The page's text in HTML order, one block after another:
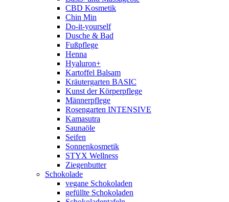
CBD Kosmetik
Chin Min
Do-it-yourself
Dusche & Bad
Fußpflege
Henna
Hyaluron+
Kartoffel Balsam
Kräutergarten BASIC
Kunst der Körperpflege
Männerpflege
Rosengarten INTENSIVE
Kamasutra
Saunaöle
Seifen
Sonnenkosmetik
STYX Wellness
Ziegenbutter
Schokolade
vegane Schokoladen
gefüllte Schokoladen